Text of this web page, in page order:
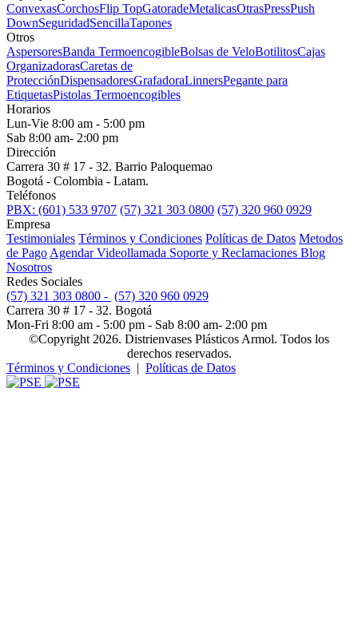
ConvexasCorchosFlip TopGatoradeMetalicasOtrasPressPush
DownSeguridadSencillaTapones
Otros
AspersoresBanda TermoencogibleBolsas de VeloBotilitosCajas
OrganizadorasCaretas de
ProtecciónDispensadoresGrafadoraLinnersPegante para
EtiquetasPistolas Termoencogibles
Horarios
Lun-Vie 8:00 am - 5:00 pm
Sab 8:00 am- 2:00 pm
Dirección
Carrera 30 # 17 - 32. Barrio Paloquemao
Bogotá - Colombia - Latam.
Teléfonos
PBX: (601) 533 9707 (57) 321 303 0800 (57) 320 960 0929
Empresa
Testimoniales Términos y Condiciones Políticas de Datos Metodos
de Pago Agendar Videollamada Soporte y Reclamaciones Blog
Nosotros
Redes Sociales
(57) 321 303 0800 - (57) 320 960 0929
Carrera 30 # 17 - 32. Bogotá
Mon-Fri 8:00 am - 5:00 pm - Sab 8:00 am- 2:00 pm
©Copyright 2026. Distrienvases Plásticos Armol. Todos los
derechos reservados.
Términos y Condiciones | Políticas de Datos